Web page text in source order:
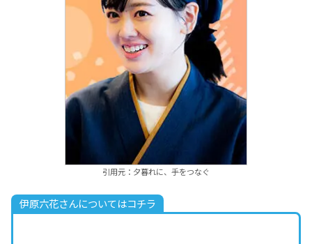
引用元：夕暮れに、手をつなぐ
伊原六花さんについてはコチラ